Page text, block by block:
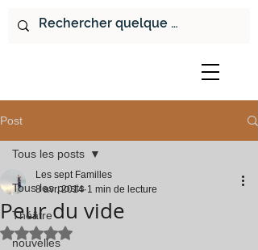
Post
Tous les posts
Théâtre
nouvelles
Tous les posts
Peur du vide
Les sept Familles
8 avr. 2014 1 min de lecture
Noté NaN étoiles sur 5.